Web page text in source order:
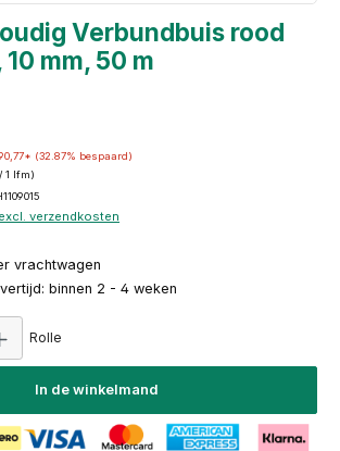
Verbundbuis rood
mm, 50 m
(32.87% bespaard)
1 lfm)
verzendkosten
vrachtwagen
binnen 2 - 4 weken
Rolle
In de winkelmand